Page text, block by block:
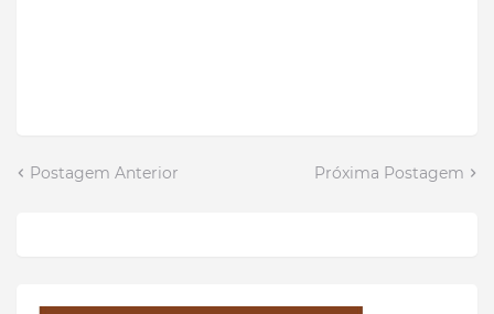
Postagem Anterior Próxima Postagem